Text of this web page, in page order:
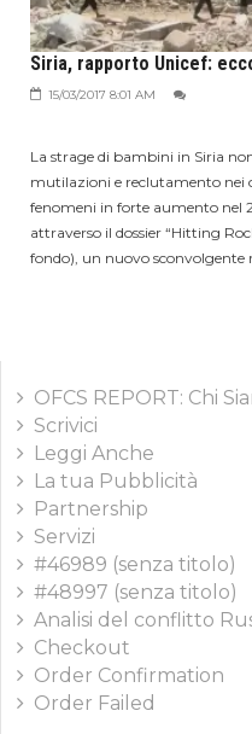
Siria, rapporto Unicef:
15/03/2017 8:01 AM
La strage di bambini in Siria
mutilazioni e reclutamento
fenomeni in forte aumento nel
attraverso il dossier “Hitting
fondo), un nuovo sconvolgente
OFCS REPORT: Chi
Scrivici
Leggi Anche
La tua Pubblicità
Partnership
Servizi
#46989 (senza titolo)
#48997 (senza titolo)
Analisi del conflitto
Checkout
Order Confirmation
Order Failed